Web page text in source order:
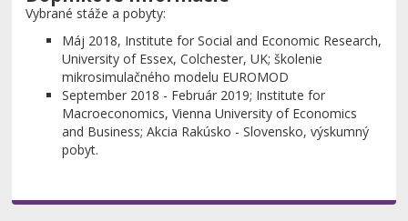
Vybrané stáže a pobyty:
Máj 2018, Institute for Social and Economic Research,
University of Essex, Colchester, UK; školenie
mikrosimulačného modelu EUROMOD
September 2018 - Február 2019; Institute for
Macroeconomics, Vienna University of Economics
and Business; Akcia Rakúsko - Slovensko, výskumný
pobyt.